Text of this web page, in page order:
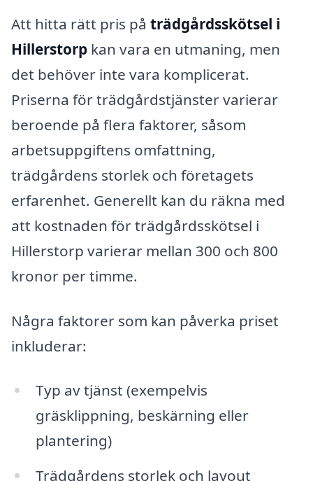
Att hitta rätt pris på trädgårdsskötsel i
Hillerstorp kan vara en utmaning, men
det behöver inte vara komplicerat.
Priserna för trädgårdstjänster varierar
beroende på flera faktorer, såsom
arbetsuppgiftens omfattning,
trädgårdens storlek och företagets
erfarenhet. Generellt kan du räkna med
att kostnaden för trädgårdsskötsel i
Hillerstorp varierar mellan 300 och 800
kronor per timme.
Några faktorer som kan påverka priset
inkluderar:
Typ av tjänst (exempelvis
gräsklippning, beskärning eller
plantering)
Trädgårdens storlek och layout